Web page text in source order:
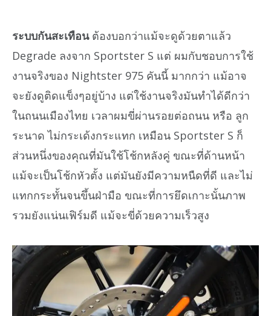
ระบบกันสะเทือนต้องบอกว่าแม้จะดูด้วยตาแล้ว
Degrade ลงจาก Sportster S แต่ ผมกับชอบการใช้
งานจริงของ Nightster 975 คันนี้ มากกว่า แม้อาจ
จะยังดูติดแข็งๆอยู่บ้าง แต่ใช้งานจริงมันทำได้ดีกว่า
ในถนนเมืองไทย เวลาผมขี่ผ่านรอยต่อถนน หรือ ลูก
ระนาด ไม่กระเด้งกระแทก เหมือน Sportster S ก็
ส่วนหนึ่งของคุณที่มันใช้โช้กหลังคู่ ขณะที่ด้านหน้า
แม้จะเป็นโช้กหัวตั้ง แต่มันยังมีความหนืดที่ดี และไม่
แทกกระทั้นจนขึ้นฝ่ามือ ขณะที่การยึดเกาะนั้นภาพ
รวมยังแน่นเฟิร์มดี แม้จะขี่ด้วยความเร็วสูง